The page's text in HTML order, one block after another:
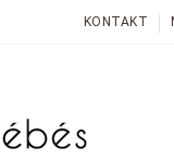
KONTAKT